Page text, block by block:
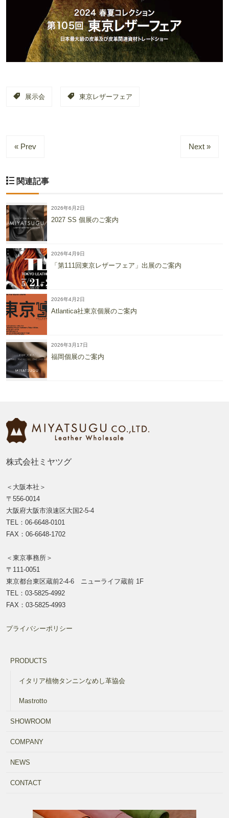
展示会 東京レザーフェア
« Prev Next »
関連記事
2026年6月2日
2027 SS 個展のご案内
2026年4月9日
「第111回東京レザーフェア」出展のご案内
2026年4月2日
Atlantica社東京個展のご案内
2026年3月17日
福岡個展のご案内
株式会社ミヤツグ
＜大阪本社＞
〒556-0014
大阪府大阪市浪速区大国2-5-4
TEL：06-6648-0101
FAX：06-6648-1702
＜東京事務所＞
〒111-0051
東京都台東区蔵前2-4-6 ニューライフ蔵前 1F
TEL：03-5825-4992
FAX：03-5825-4993
プライバシーポリシー
PRODUCTS
イタリア植物タンニンなめし革協会
Mastrotto
SHOWROOM
COMPANY
NEWS
CONTACT